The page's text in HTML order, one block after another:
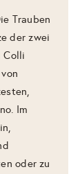
Trauben
der zwei
Colli
Im
oder zu